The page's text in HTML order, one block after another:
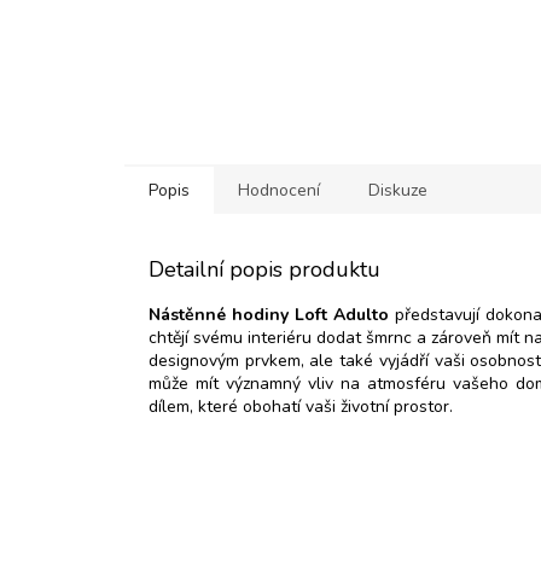
Popis Hodnocení Diskuze
Detailní popis produktu
Nástěnné hodiny Loft Adulto představují
chtějí svému interiéru dodat šmrnc a zároveň mít
designovým prvkem, ale také vyjádří vaši
může mít významný vliv na atmosféru vašeho
dílem, které obohatí vaši životní prostor.